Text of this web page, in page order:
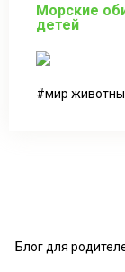
Морские
детей
мир
Блог для